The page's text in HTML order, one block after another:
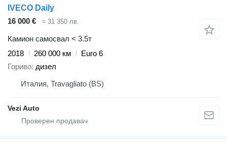
IVECO Daily
16 000 €
≈ 31 350 лв.
Камион самосвал < 3.5т
2018
260 000 км
Euro 6
Гориво дизел
Италия, Travagliato (BS)
Vezi Auto